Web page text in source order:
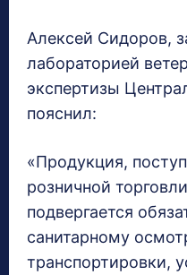
Алексей Сидоров,
лабораторией
экспертизы
пояснил:
«Продукция,
розничной
подвергается
санитарному
транспортировки,